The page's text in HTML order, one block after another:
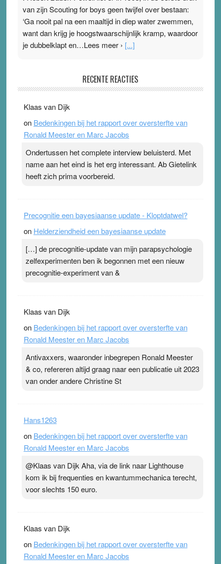
van zijn Scouting for boys geen twijfel over bestaan:
‘Ga nooit pal na een maaltijd in diep water zwemmen,
want dan krijg je hoogstwaarschijnlijk kramp, waardoor
je dubbelklapt en…Lees meer › [...]
Ward van Beek
topsporters. Ze hopen ermee hun hartslag te verlagen
terwijl ze meer zuurstof opnemen. Daarop heeft zo’n
pleister geen effect. Maar het gevoel ‘makkelijker te
Pleisterplakkers in de topspsort ›[...]
RECENTE REACTIES
Klaas van Dijk
on Bedenkingen bij het rapport over oversterfte van
Ronald Meester en Marc Jacobs
Ondertussen het complete interview beluisterd. Met
name aan het eind is het erg interessant. Ab Gietelink
heeft zich prima voorbereid.
Precognitie een bayesiaanse update - Kloptdatwel?
on Helderziendheid een bayesiaanse update
[…] de precognitie-update van mijn parapsychologie
zelfexperimenten ben ik begonnen met een nieuw
precognitie-experiment van &
Klaas van Dijk
on Bedenkingen bij het rapport over oversterfte van
Ronald Meester en Marc Jacobs
Antivaxxers, waaronder inbegrepen Ronald Meester
& co, refereren altijd graag naar een publicatie uit 2023
van onder andere Christine St
Hans1263
on Bedenkingen bij het rapport over oversterfte van
Ronald Meester en Marc Jacobs
@Klaas van Dijk Aha, via de link naar Lighthouse
kom ik bij frequenties en kwantummechanica terecht,
voor slechts 150 euro.
Klaas van Dijk
on Bedenkingen bij het rapport over oversterfte van
Ronald Meester en Marc Jacobs